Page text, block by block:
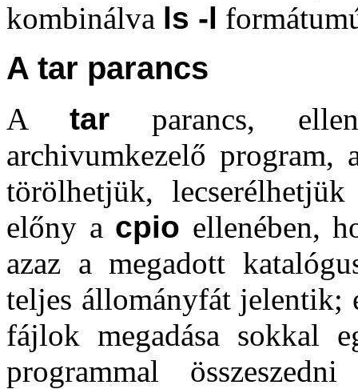
kombinálva ls -l
A tar parancs
Atar parancs,
archivumkezelő
törölhetjük,
előny a cpio ellenében,
azaz a megadott
teljes állományfát jelentik;
fájlok megadása sokkal
programmal